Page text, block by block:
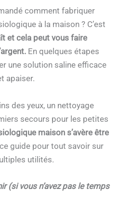
comment fabriquer
à la maison ? C’est
et cela peut vous faire
En quelques étapes
une solution saline efficace
apaiser.
des yeux, un nettoyage
secours pour les petites
maison s’avère être
guide pour tout savoir sur
utilités.
(si vous n’avez pas le temps